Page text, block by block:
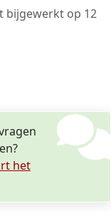
bijgewerkt op 12
het